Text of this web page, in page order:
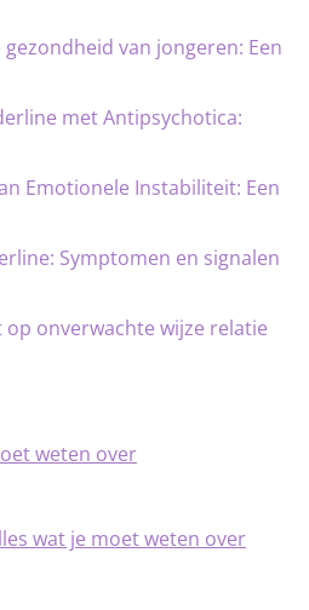
van jongeren: Een
met Antipsychotica:
Emotionele Instabiliteit: Een
Symptomen en signalen
onverwachte wijze relatie
weten over
wat je moet weten over